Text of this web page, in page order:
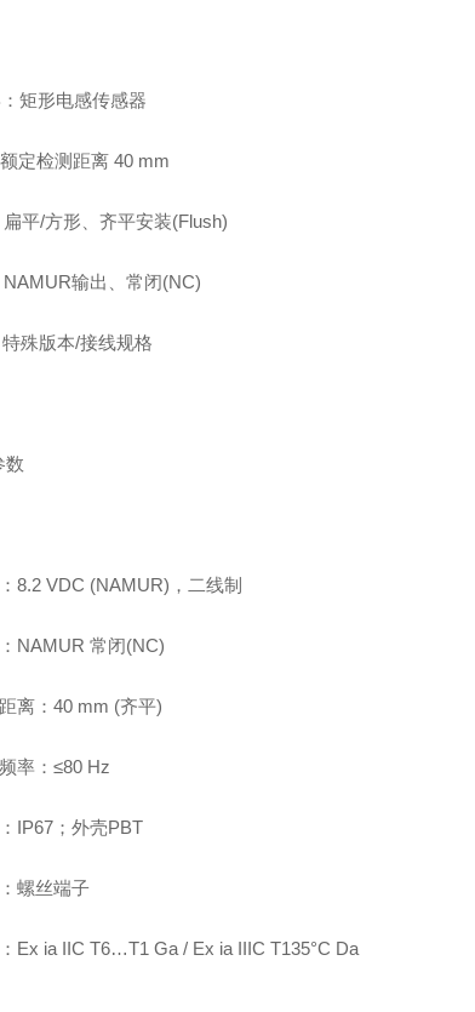
矩形电感传感器
定检测距离 40 mm
平/方形、齐平安装(Flush)
输出、常闭(NC)
殊版本/接线规格
数
8.2 VDC (NAMUR)，二线制
NAMUR 常闭(NC)
离：40 mm (齐平)
率：≤80 Hz
IP67；外壳PBT
螺丝端子
Ex ia IIC T6…T1 Ga / Ex ia IIIC T135°C Da